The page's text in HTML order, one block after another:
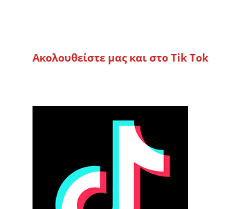
Ακολουθείστε μας και στο Tik Tok